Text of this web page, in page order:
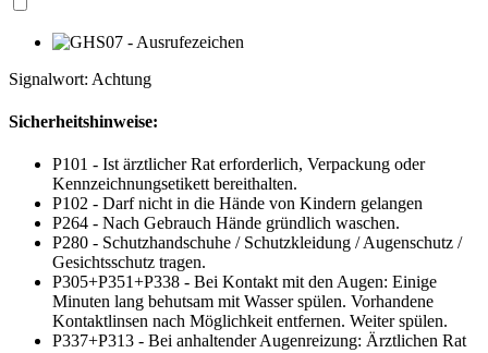
Signalwort: Achtung
Sicherheitshinweise:
P101 - Ist ärztlicher Rat erforderlich, Verpackung oder
Kennzeichnungsetikett bereithalten.
P102 - Darf nicht in die Hände von Kindern gelangen
P264 - Nach Gebrauch Hände gründlich waschen.
P280 - Schutzhandschuhe / Schutzkleidung / Augenschutz /
Gesichtsschutz tragen.
P305+P351+P338 - Bei Kontakt mit den Augen: Einige
Minuten lang behutsam mit Wasser spülen. Vorhandene
Kontaktlinsen nach Möglichkeit entfernen. Weiter spülen.
P337+P313 - Bei anhaltender Augenreizung: Ärztlichen Rat